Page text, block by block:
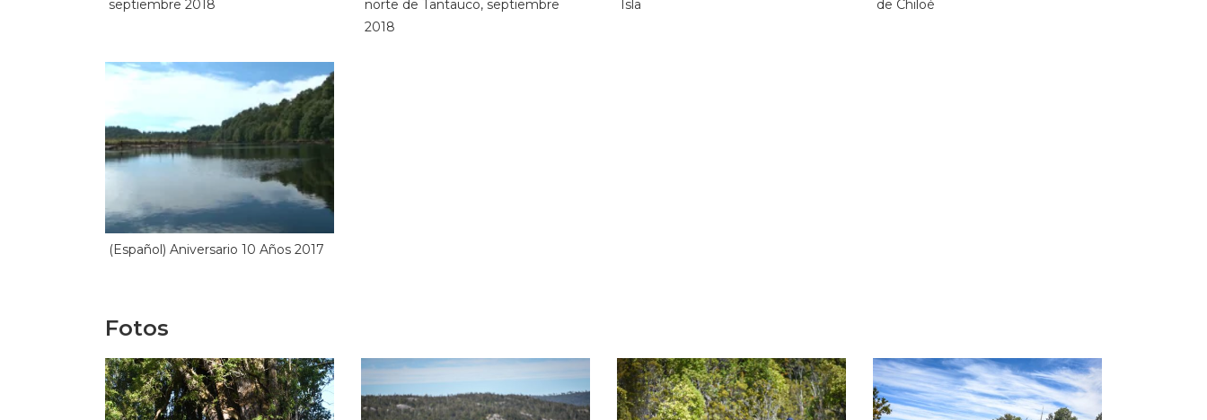
septiembre 2018
norte de Tantauco, septiembre
2018
Isla
de Chiloé
(Español) Aniversario 10 Años 2017
Fotos